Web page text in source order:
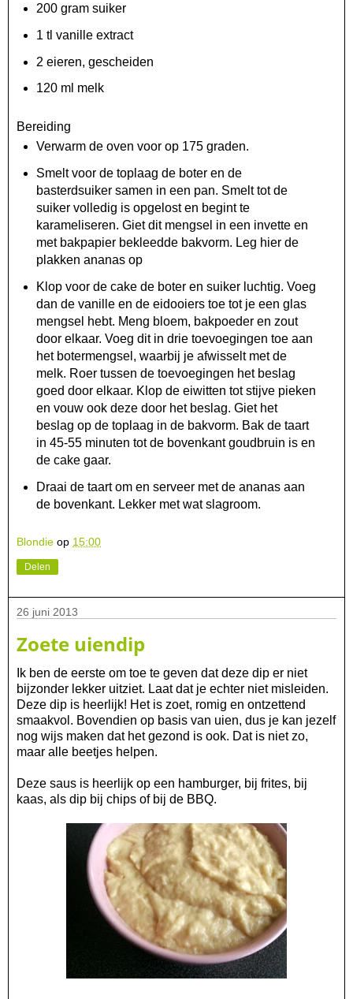
200 gram suiker
1 tl vanille extract
2 eieren, gescheiden
120 ml melk
Bereiding
Verwarm de oven voor op 175 graden.
Smelt voor de toplaag de boter en de
basterdsuiker samen in een pan. Smelt tot de
suiker volledig is opgelost en begint te
karameliseren. Giet dit mengsel in een invette en
met bakpapier bekleedde bakvorm. Leg hier de
plakken ananas op
Klop voor de cake de boter en suiker luchtig. Voeg
dan de vanille en de eidooiers toe tot je een glas
mengsel hebt. Meng bloem, bakpoeder en zout
door elkaar. Voeg dit in drie toevoegingen toe aan
het botermengsel, waarbij je afwisselt met de
melk. Roer tussen de toevoegingen het beslag
goed door elkaar. Klop de eiwitten tot stijve pieken
en vouw ook deze door het beslag. Giet het
beslag op de toplaag in de bakvorm. Bak de taart
in 45-55 minuten tot de bovenkant goudbruin is en
de cake gaar.
Draai de taart om en serveer met de ananas aan
de bovenkant. Lekker met wat slagroom.
Blondie op 15:00
Delen
26 juni 2013
Zoete uiendip
Ik ben de eerste om toe te geven dat deze dip er niet
bijzonder lekker uitziet. Laat dat je echter niet misleiden.
Deze dip is heerlijk! Het is zoet, romig en ontzettend
smaakvol. Bovendien op basis van uien, dus je kan jezelf
nog wijs maken dat het gezond is ook. Dat is niet zo,
maar alle beetjes helpen.
Deze saus is heerlijk op een hamburger, bij frites, bij
kaas, als dip bij chips of bij de BBQ.